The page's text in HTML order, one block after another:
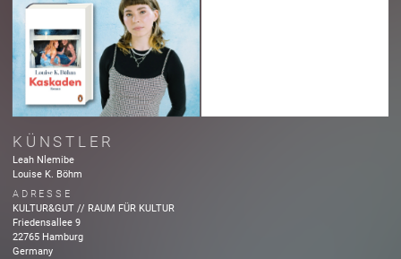
KÜNSTLER
Leah Nlemibe
Louise K. Böhm
ADRESSE
KULTUR&GUT // RAUM FÜR KULTUR
Friedensallee 9
22765 Hamburg
Germany